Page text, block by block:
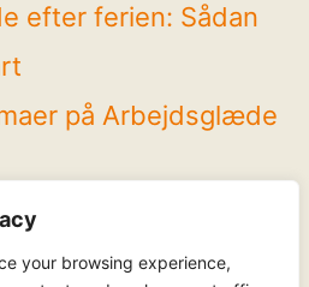
your browsing experience,
efter ferien: Sådan
på Arbejdsglæde
sommeren til at rydde